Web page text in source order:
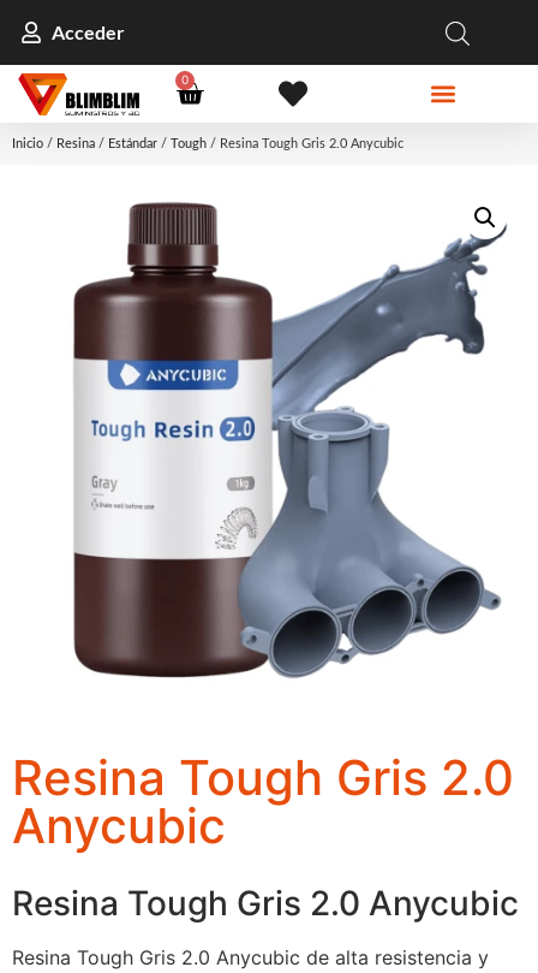
Acceder
0
Inicio / Resina / Estándar / Tough / Resina Tough Gris 2.0 Anycubic
Resina Tough Gris 2.0
Anycubic
Resina Tough Gris 2.0 Anycubic
Resina Tough Gris 2.0 Anycubic de alta resistencia y